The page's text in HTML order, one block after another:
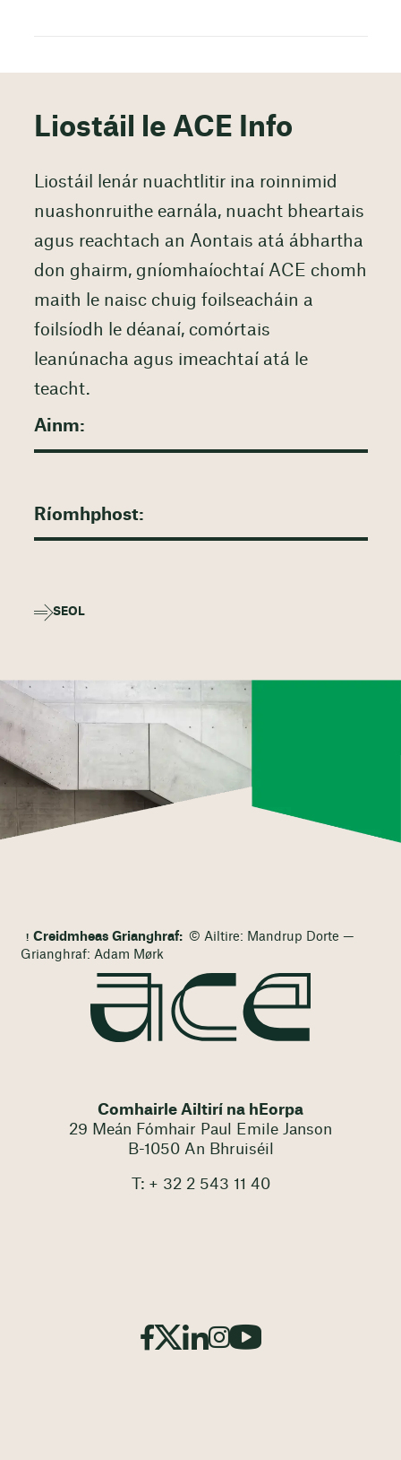
Liostáil le ACE Info
Liostáil lenár nuachtlitir ina roinnimid
nuashonruithe earnála, nuacht bheartais
agus reachtach an Aontais atá ábhartha
don ghairm, gníomhaíochtaí ACE chomh
maith le naisc chuig foilseacháin a
foilsíodh le déanaí, comórtais
leanúnacha agus imeachtaí atá le
teacht.
SEOL
Creidmheas Grianghraf: © Ailtire: Mandrup Dorte —
Grianghraf: Adam Mørk
Comhairle Ailtirí na hEorpa
29 Meán Fómhair Paul Emile Janson
B-1050 An Bhruiséil
T: + 32 2 543 11 40